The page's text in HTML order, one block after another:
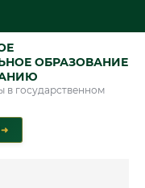
ОБРАЗОВАНИЕ
в государственном
➜